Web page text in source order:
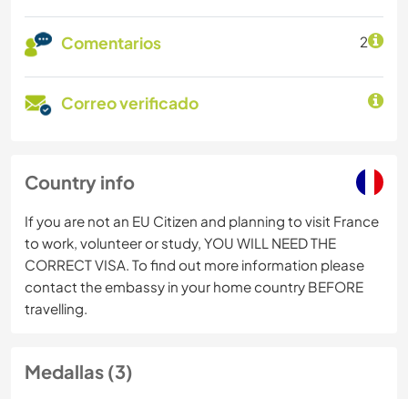
Comentarios 2
Correo verificado
Country info
If you are not an EU Citizen and planning to visit France
to work, volunteer or study, YOU WILL NEED THE
CORRECT VISA. To find out more information please
contact the embassy in your home country BEFORE
travelling.
Medallas (3)